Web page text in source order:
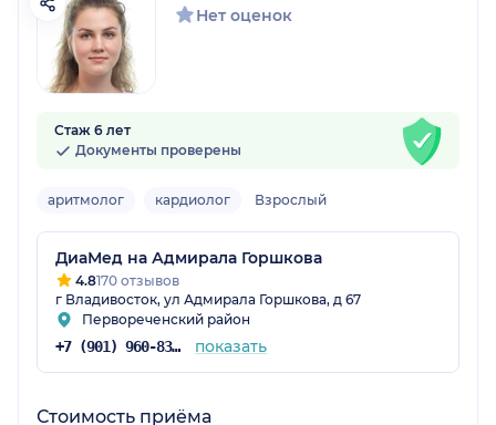
Нет оценок
Стаж 6 лет
Документы проверены
аритмолог кардиолог Взрослый
ДиаМед на Адмирала Горшкова
4.8170 отзывов
г Владивосток, ул Адмирала Горшкова, д 67
Первореченский район
+7 (901) 960-83-48 показать
Стоимость приёма